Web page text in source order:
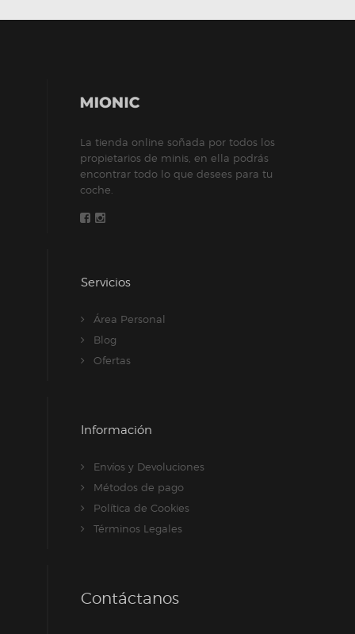
La tienda online soñada por todos los
propietarios de minis, en ella podrás
encontrar todo lo que desees para tu
coche.
Servicios
Área Personal
Blog
Ofertas
Información
Envíos y Devoluciones
Métodos de pago
Política de Cookies
Términos Legales
Contáctanos